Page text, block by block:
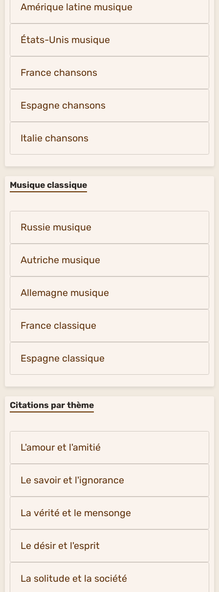
Amérique latine musique
États-Unis musique
France chansons
Espagne chansons
Italie chansons
Musique classique
Russie musique
Autriche musique
Allemagne musique
France classique
Espagne classique
Citations par thème
L'amour et l'amitié
Le savoir et l'ignorance
La vérité et le mensonge
Le désir et l'esprit
La solitude et la société